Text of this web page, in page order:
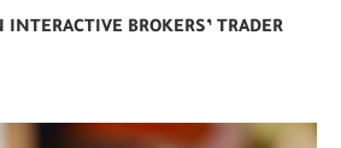
BROKERS’ TRADER